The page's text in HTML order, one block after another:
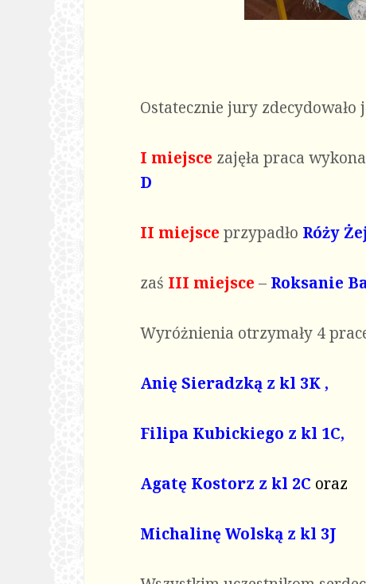
Ostatecznie jury zdecydowało
I miejsce zajęła praca
D
II miejsce przypadło Róży
zaś III miejsce – Roksanie
Wyróżnienia otrzymały 4
Anię Sieradzką z kl 3K ,
Filipa Kubickiego z kl 1C,
Agatę Kostorz z kl 2C oraz
Michalinę Wolską z kl 3J